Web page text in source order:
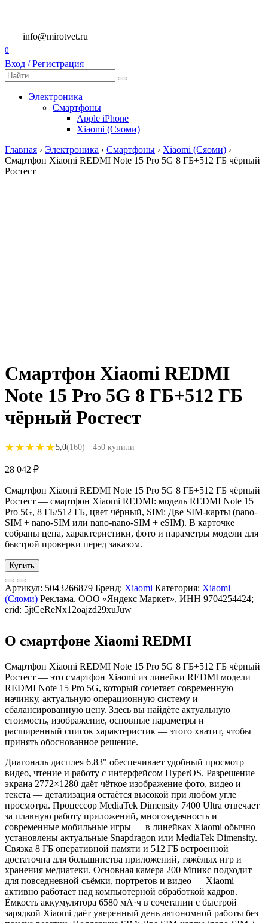
содержанию
info@mirotvet.ru
0
Вход / Регистрация
Search
for:
Электроника
Смартфоны
Apple iPhone
Xiaomi (Сяоми)
Главная › Электроника › Смартфоны › Xiaomi (Сяоми) ›
Смартфон Xiaomi REDMI Note 15 Pro 5G 8 ГБ+512 ГБ чёрный
Ростест
Смартфон Xiaomi REDMI
Note 15 Pro 5G 8 ГБ+512 ГБ
чёрный Ростест
★★★★★
★★★★★5,0(160) · 450 купили
28 042 ₽
Смартфон Xiaomi REDMI Note 15 Pro 5G 8 ГБ+512 ГБ чёрный
Ростест — смартфон Xiaomi REDMI: модель REDMI Note 15
Pro 5G, 8 ГБ/512 ГБ, цвет чёрный, SIM: Две SIM-карты (nano-
SIM + nano-SIM или nano-nano-SIM + eSIM). В карточке
собраны цена, характеристики, фото и параметры модели для
быстрой проверки перед заказом.
Купить
Артикул: 5043266879 Бренд: Xiaomi Категория: Xiaomi
(Сяоми) Реклама. ООО «Яндекс Маркет», ИНН 9704254424;
erid: 5jtCeReNx12oajzd29xuJuw
О смартфоне Xiaomi REDMI
Смартфон Xiaomi REDMI Note 15 Pro 5G 8 ГБ+512 ГБ чёрный
Ростест — это смартфон Xiaomi из линейки REDMI модели
REDMI Note 15 Pro 5G, который сочетает современную
начинку, актуальную операционную систему и
сбалансированную цену. Здесь вы найдёте актуальную
стоимость, изображение, основные параметры и
расширенный список характеристик — этого хватит, чтобы
принять обоснованное решение.
Диагональ дисплея 6.83" обеспечивает удобный просмотр
видео, чтение и работу с интерфейсом HyperOS. Разрешение
экрана 2772×1280 даёт чёткое изображение фото, видео и
текста — детализация остаётся высокой при любом угле
просмотра. Процессор MediaTek Dimensity 7400 Ultra отвечает
за плавную работу приложений, многозадачность и
современные мобильные игры — в линейках Xiaomi обычно
установлены актуальные Snapdragon или MediaTek Dimensity.
Связка 8 ГБ оперативной памяти и 512 ГБ встроенной
достаточна для большинства приложений, тяжёлых игр и
хранения медиатеки. Основная камера 200 Мпикс подходит
для повседневной съёмки, портретов и видео — Xiaomi
активно работает над компьютерной обработкой кадров.
Ёмкость аккумулятора 6580 мА·ч в сочетании с быстрой
зарядкой Xiaomi даёт уверенный день автономной работы без